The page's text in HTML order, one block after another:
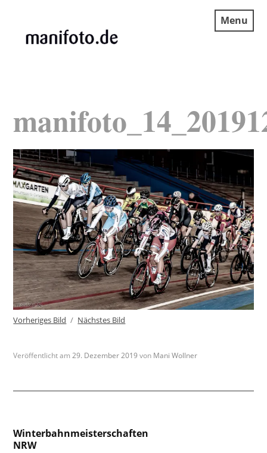
content
Menu
Vorheriges Bild Nächstes Bild
Veröffentlicht am29. Dezember 2019 von Mani Wollner
Beitragsnavigation
Winterbahnmeisterschaften
NRW